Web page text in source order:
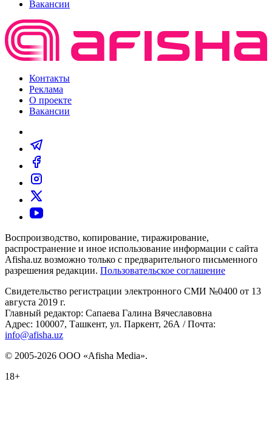
Вакансии
Контакты
Реклама
О проекте
Вакансии
Воспроизводство, копирование, тиражирование,
распространение и иное использование информации с сайта
Afisha.uz возможно только с предварительного письменного
разрешения редакции. Пользовательское соглашение
Свидетельство регистрации электронного СМИ №0400 от 13
августа 2019 г.
Главный редактор: Сапаева Галина Вячеславовна
Адрес: 100007, Ташкент, ул. Паркент, 26А / Почта:
info@afisha.uz
© 2005-2026 ООО «Afisha Media».
18+